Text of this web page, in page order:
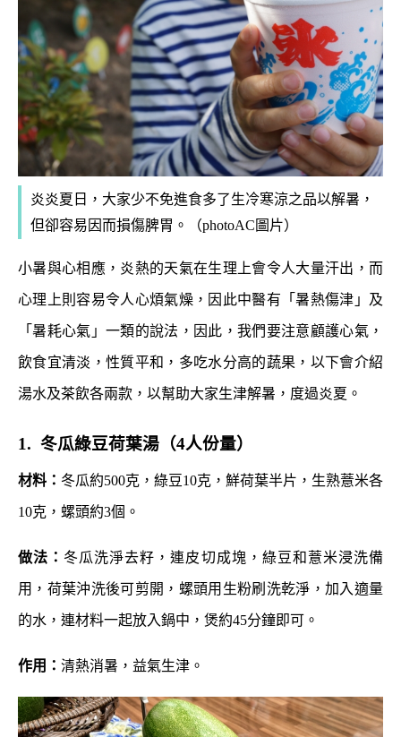
炎炎夏日，大家少不免進食多了生冷寒涼之品以解暑，
但卻容易因而損傷脾胃。（photoAC圖片）
小暑與心相應，炎熱的天氣在生理上會令人大量汗出，而
心理上則容易令人心煩氣燥，因此中醫有「暑熱傷津」及
「暑耗心氣」一類的說法，因此，我們要注意顧護心氣，
飲食宜清淡，性質平和，多吃水分高的蔬果，以下會介紹
湯水及茶飲各兩款，以幫助大家生津解暑，度過炎夏。
1. 冬瓜綠豆荷葉湯（4人份量）
材料： 冬瓜約500克，綠豆10克，鮮荷葉半片，生熟薏米各
10克，螺頭約3個。
做法： 冬瓜洗淨去籽，連皮切成塊，綠豆和薏米浸洗備
用，荷葉沖洗後可剪開，螺頭用生粉刷洗乾淨，加入適量
的水，連材料一起放入鍋中，煲約45分鐘即可。
作用： 清熱消暑，益氣生津。